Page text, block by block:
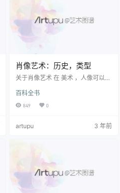
己的形象。 确实， 艺术史 目睹了一
些艺术家执行 …
肖像艺术：历史，类型
关于肖像艺术 在 美术 ，人像可以是
为主题的人的其他任何表示形式。
传统的画架式肖像通常描绘保姆的
头和肩膀，半身或全身。 肖像有多
团体肖像或 自画像 。 在大多数情况
复兴时期的古代大师。 达芬奇（Le
onardo da Vinci） （…
百科全书
849 0
artupu 3 年前